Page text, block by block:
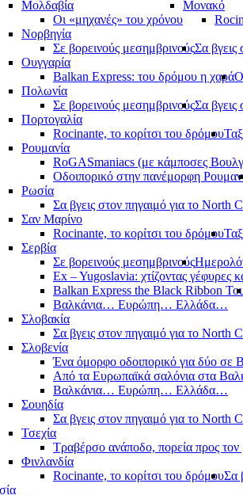
Μολδαβία
Οι «μηχανές» του χρόνου
Μονακό
Νορβηγία
Σε βορεινούς μεσημβρινούςΣα βγεις
Ουγγαρία
Balkan Express: του δρόμου η χαρά
Πολωνία
Σε βορεινούς μεσημβρινούςΣα βγεις
Πορτογαλία
Rocinante, το κορίτσι του δρόμου
Ρουμανία
RoGASmaniacs (με κάμποσες
Οδοιπορικό στην πανέμορφη
Ρωσία
Σα βγεις στον πηγαιμό για το North
Σαν Μαρίνο
Rocinante, το κορίτσι του δρόμου
Σερβία
Σε βορεινούς μεσημβρινούς
Ex – Yugoslavia: χτίζοντας γέφυρες
Balkan Express the Black Ribbon
Βαλκάνια… Ευρώπη… Ελλάδα…
Σλοβακία
Σα βγεις στον πηγαιμό για το North
Σλοβενία
Ένα όμορφο οδοιπορικό για δύο σε
Από τα Ευρωπαϊκά σαλόνια στα
Βαλκάνια… Ευρώπη… Ελλάδα…
Σουηδία
Σα βγεις στον πηγαιμό για το North
Τσεχία
Τραβέρσο ανάποδο, πορεία προς τον
Φινλανδία
Rocinante, το κορίτσι του δρόμουΣα